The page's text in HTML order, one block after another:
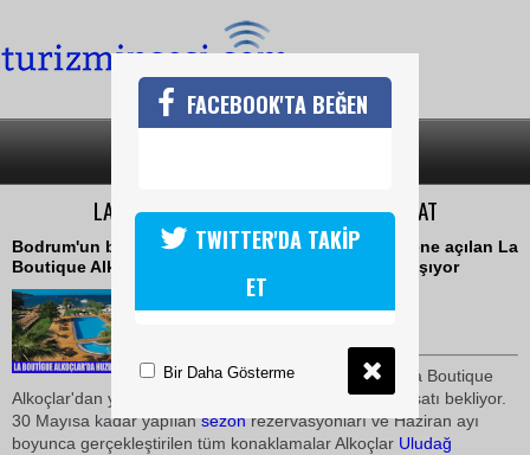
LA BOUTİGUE ALKOÇLARDAN ÖZEL FIRSAT
Bodrum'un butik oteller bölgesi Torba'da geçen sene açılan La
Boutique Alkoçlar, yaz aylarının tatil keyfini kışa taşıyor
07 Mayıs 2009 / 10:45
2009 yaz tatili için seçimini La Boutique
Alkoçlar'dan yana kullananları Erken Rezervasyon Fırsatı bekliyor.
30 Mayısa kadar yapılansezonrezervasyonları ve Haziran ayı
boyunca gerçekleştirilen tüm konaklamalar Alkoçlar Uludağ
FACEBOOK'TA BEĞEN
TWITTER'DA TAKİP
ET
Bir Daha Gösterme